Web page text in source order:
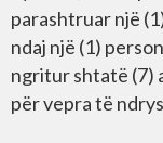
parashtruar një
ndaj një (1)
ngritur shtatë (7)
për vepra të